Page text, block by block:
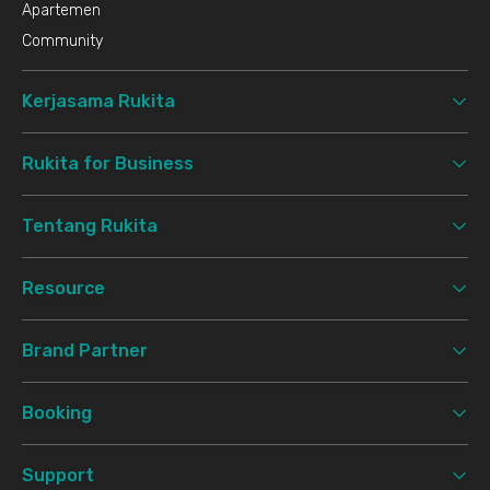
Apartemen
Community
Kerjasama Rukita
Rukita for Business
Tentang Rukita
Resource
Brand Partner
Booking
Support